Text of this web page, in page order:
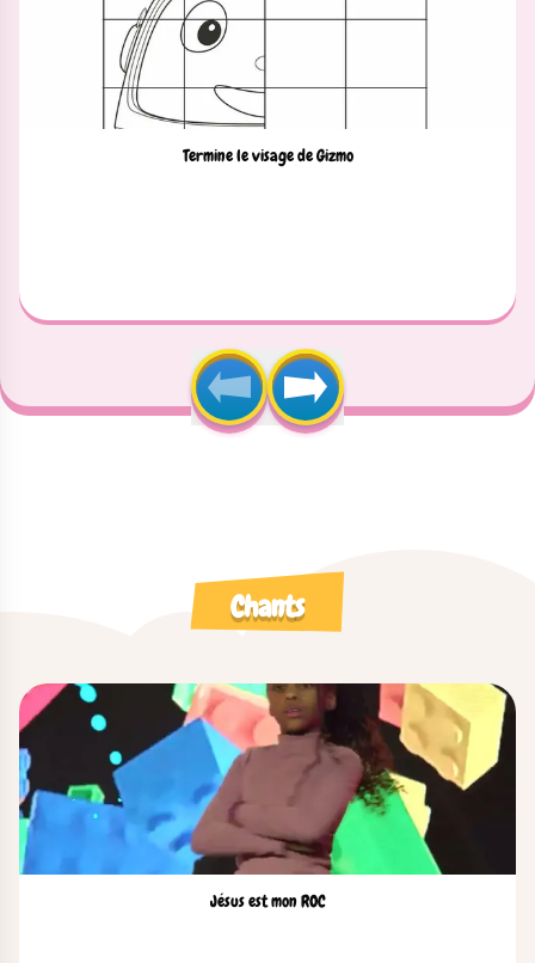
Termine le visage de Gizmo
Chants
Jésus est mon ROC